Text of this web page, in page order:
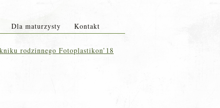
Dla maturzysty Kontakt
rodzinnego Fotoplastikon’18